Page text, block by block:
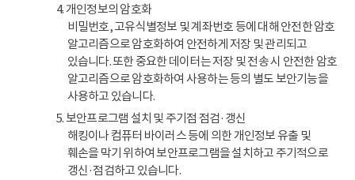
4. 개인정보의 암호화
비밀번호, 고유식별정보 및 계좌번호 등에 대해 안전한 암호
알고리즘으로 암호화하여 안전하게 저장 및 관리되고
있습니다. 또한 중요한 데이터는 저장 및 전송 시 안전한 암호
알고리즘으로 암호화하여 사용하는 등의 별도 보안기능을
사용하고 있습니다.
5. 보안프로그램 설치 및 주기점 점검·갱신
해킹이나 컴퓨터 바이러스 등에 의한 개인정보 유출 및
훼손을 막기 위하여 보안프로그램을 설치하고 주기적으로
갱신·점검하고 있습니다.